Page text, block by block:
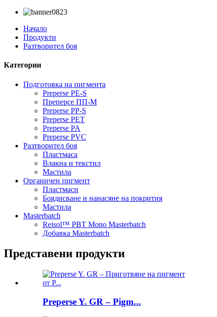
Начало
Продукти
Разтворител боя
Категории
Подготовка на пигмента
Preperse PE-S
Преперсе ПП-М
Preperse PP-S
Preperse PET
Preperse PA
Preperse PVC
Разтворител боя
Пластмаса
Влакна и текстил
Мастила
Органичен пигмент
Пластмаси
Боядисване и нанасяне на покрития
Мастила
Masterbatch
Reisol™ PBT Mono Masterbatch
Добавка Masterbatch
Представени продукти
Preperse Y. GR – Pigm...